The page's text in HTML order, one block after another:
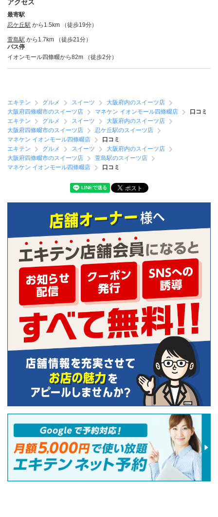
アクセス
最寄駅
忍ケ丘駅 から1.5km （徒歩19分）
萱島駅 から1.7km （徒歩21分）
バス停
イオンモール四條畷から82m （徒歩2分）
エキテン グルメ スイーツ
大阪府内のスイーツ店
大阪府四條畷市のスイーツ店
マネケン イオンモール四條畷店
口コミ
エキテン
グルメ スイーツ
大阪府内のスイーツ店
大阪府四條畷市のスイーツ店
忍ケ丘駅のスイーツ店
マネケン イオンモール四條畷店
口コミ
エキテン
グルメ スイーツ
大阪府内のスイーツ店
大阪府四條畷市のスイーツ店
萱島駅のスイーツ店
マネケン イオンモール四條畷店
口コミ